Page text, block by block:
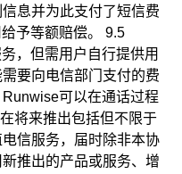
息并为此支付了短信费
予等额赔偿。 9.5
，但需用户自行提供用
要向电信部门支付的费
可以在通话过程
将来推出包括但不限于
信服务，届时除非本协
推出的产品或服务、增